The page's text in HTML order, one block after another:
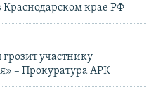
Краснодарском крае РФ
участнику
– Прокуратура АРК